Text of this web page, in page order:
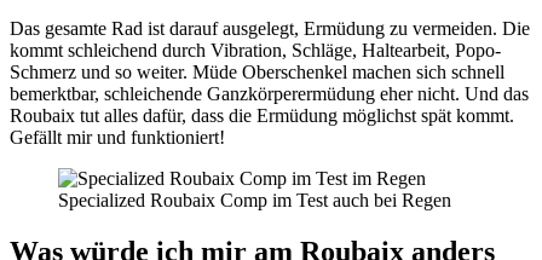
Das gesamte Rad ist darauf ausgelegt, Ermüdung zu vermeiden. Die
kommt schleichend durch Vibration, Schläge, Haltearbeit, Popo-
Schmerz und so weiter. Müde Oberschenkel machen sich schnell
bemerktbar, schleichende Ganzkörperermüdung eher nicht. Und das
Roubaix tut alles dafür, dass die Ermüdung möglichst spät kommt.
Gefällt mir und funktioniert!
Specialized Roubaix Comp im Test auch bei Regen
Was würde ich mir am Roubaix anders